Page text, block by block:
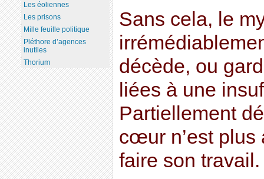
Sans cela, le
décède, ou
liées à une
Partiellement
cœur n’est plus
faire son travail.
Les éoliennes
Les prisons
Mille feuille politique
Pléthore d’agences
inutiles
Thorium